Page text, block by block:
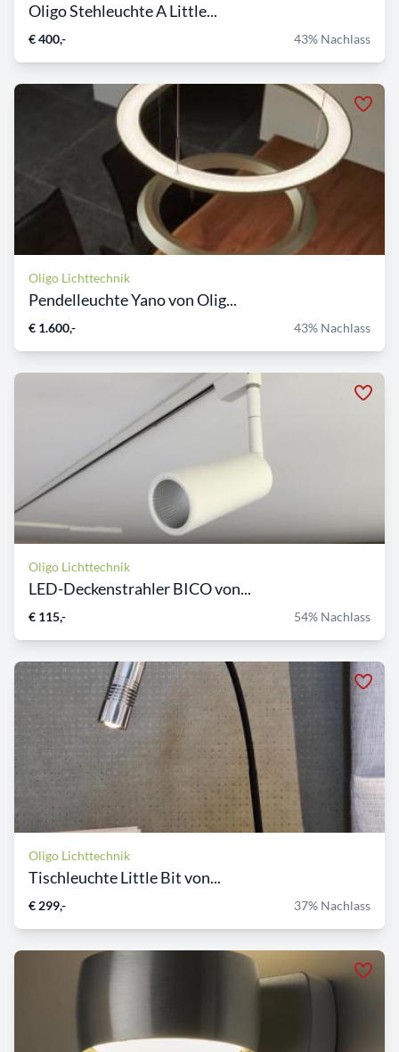
Oligo Stehleuchte A Little...
€ 400,- 43% Nachlass
Oligo Lichttechnik
Pendelleuchte Yano von Olig...
€ 1.600,- 43% Nachlass
Oligo Lichttechnik
LED-Deckenstrahler BICO von...
€ 115,- 54% Nachlass
Oligo Lichttechnik
Tischleuchte Little Bit von...
€ 299,- 37% Nachlass